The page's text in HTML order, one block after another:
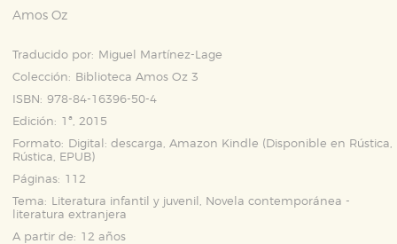
Amos Oz
Traducido por:
Miguel Martínez-Lage
Colección:
Biblioteca Amos Oz 3
ISBN: 978-84-16396-50-4
Edición: 1ª, 2015
Formato:
Digital: descarga, Amazon Kindle (Disponible en Rústica,
Rústica, EPUB)
Páginas: 112
Tema:
Literatura infantil y juvenil, Novela contemporánea -
literatura extranjera
A partir de: 12 años